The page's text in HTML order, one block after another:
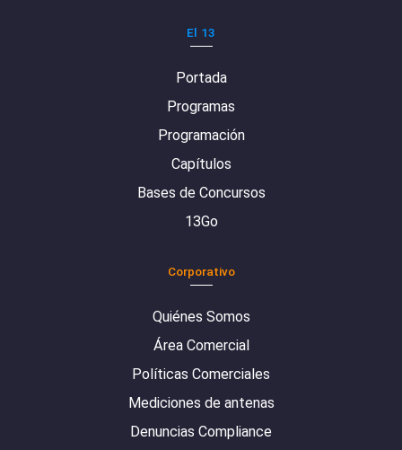
El 13
Portada
Programas
Programación
Capítulos
Bases de Concursos
13Go
Corporativo
Quiénes Somos
Área Comercial
Políticas Comerciales
Mediciones de antenas
Denuncias Compliance